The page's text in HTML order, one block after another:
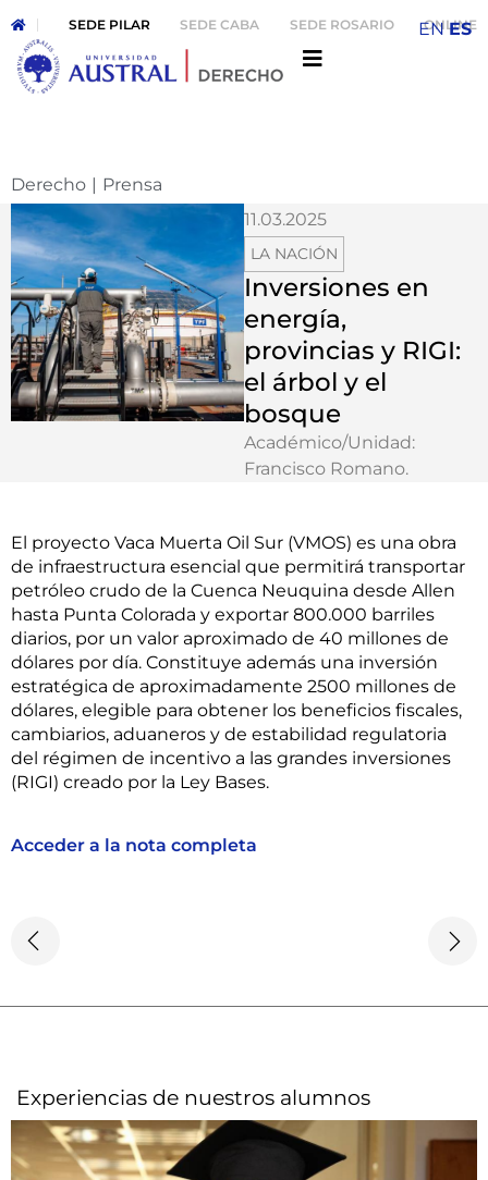
SEDE PILAR SEDE CABA SEDE ROSARIO ONLINE
Derecho | Prensa
11.03.2025
LA NACIÓN
Inversiones en
energía,
provincias y RIGI:
el árbol y el
bosque
Académico/Unidad:
Francisco Romano.
El proyecto Vaca Muerta Oil Sur (VMOS) es una obra
de infraestructura esencial que permitirá transportar
petróleo crudo de la Cuenca Neuquina desde Allen
hasta Punta Colorada y exportar 800.000 barriles
diarios, por un valor aproximado de 40 millones de
dólares por día. Constituye además una inversión
estratégica de aproximadamente 2500 millones de
dólares, elegible para obtener los beneficios fiscales,
cambiarios, aduaneros y de estabilidad regulatoria
del régimen de incentivo a las grandes inversiones
(RIGI) creado por la Ley Bases.
Acceder a la nota completa
Experiencias de nuestros alumnos​
EN ES